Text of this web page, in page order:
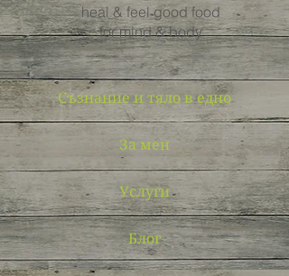
heal & feel good food
for mind & body
Съзнание и тяло в едно
За мен
Услуги
Блог